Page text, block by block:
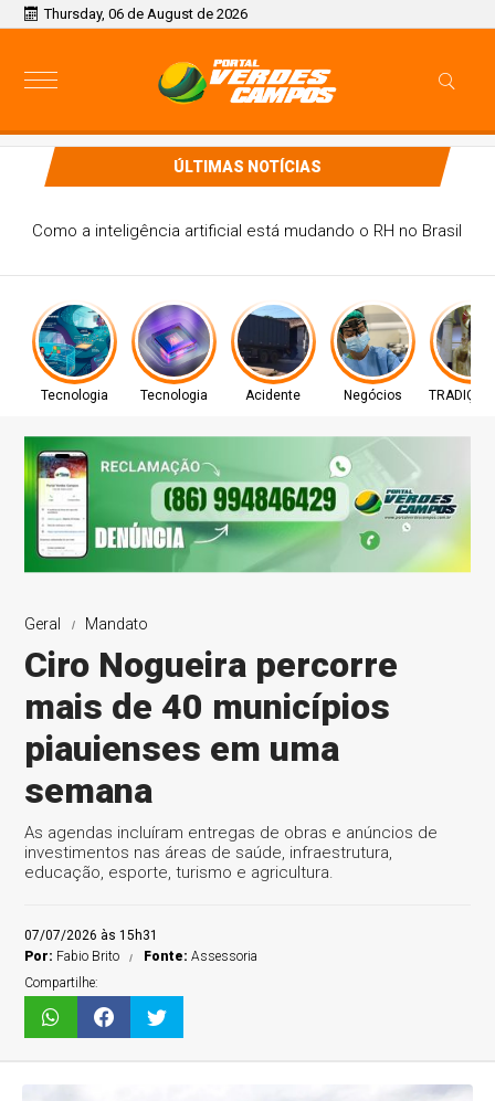
Thursday, 06 de August de 2026
ÚLTIMAS NOTÍCIAS
Como a inteligência artificial está mudando o RH no Brasil
Tecnologia Tecnologia Acidente Negócios TRADIÇÃO
Geral Mandato
Ciro Nogueira percorre
mais de 40 municípios
piauienses em uma
semana
As agendas incluíram entregas de obras e anúncios de
investimentos nas áreas de saúde, infraestrutura,
educação, esporte, turismo e agricultura.
07/07/2026 às 15h31
Por: Fabio Brito Fonte:Assessoria
Compartilhe: